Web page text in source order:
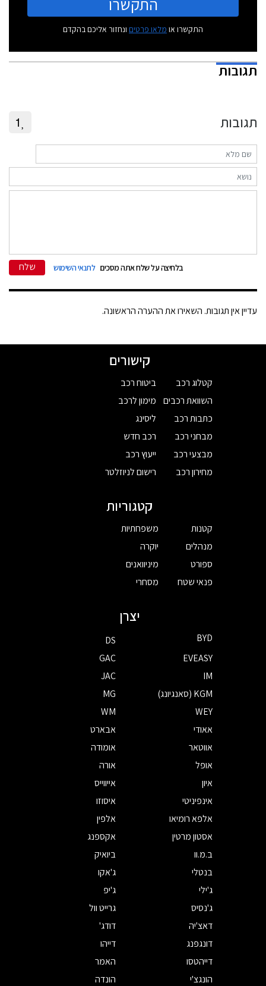
התקשרו או מלאו פרטים ונחזור אליכם בהקדם
תגובות
תגובות 1
בלחיצה על שלח אתה מסכים לתנאי השימוש שלח
עדיין אין תגובות. השאירו את ההערה הראשונה.
קישורים
קטלוג רכב
השוואת רכבים
כתבות רכב
מבחני רכב
מבצעי רכב
מחירון רכב
ביטוח רכב
מימון לרכב
ליסינג
רכב חדש
ייעוץ רכב
רישום לניוזלטר
קטגוריות
קטנות
מנהלים
ספורט
פנאי שטח
משפחתיות
יוקרה
מיניוואנים
מסחרי
יצרן
BYD
DS
EVEASY
GAC
IM
JAC
KGM (סאנגיונג)
MG
WEY
WM
אאודי
אבארט
אווטאר
אומודה
אופל
אורה
איון
אייווייס
אינפיניטי
איסוזו
אלפא רומיאו
אלפין
אסטון מרטין
אקספנג
ב.מ.וו
ביואיק
בנטלי
ג'אקו
ג'ילי
ג'יפ
ג'נסיס
גרייט וול
דאצ'יה
דודג'
דונגפנג
דייהו
דייהטסו
האמר
הונגצ'י
הונדה